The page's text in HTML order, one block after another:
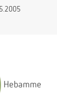
das?
Hebamme